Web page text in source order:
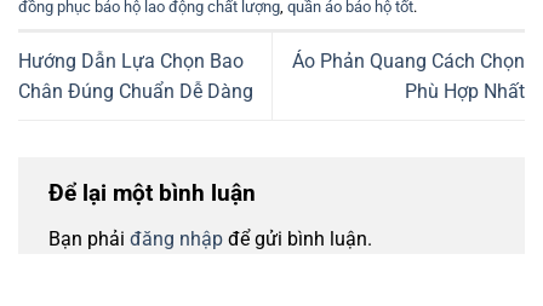
đồng phục bảo hộ lao động chất lượng, quần áo bảo hộ tốt.
Hướng Dẫn Lựa Chọn Bao
Chân Đúng Chuẩn Dễ Dàng
Áo Phản Quang Cách Chọn
Phù Hợp Nhất
Để lại một bình luận
Bạn phải đăng nhập để gửi bình luận.